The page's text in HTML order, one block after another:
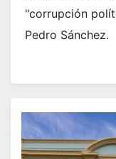
"corrupción
Pedro Sánchez.